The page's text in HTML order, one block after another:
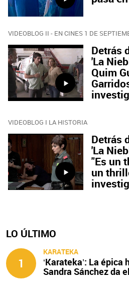
VIDEOBLOG II - EN CINES 1 DE
Detrás
'La
Quim
VIDEOBLOG I LA HISTORIA
Detrás
'La
"Es un
un
LO ÚLTIMO
1
KARATEKA
‘Karateka’: La épica
Sandra Sánchez da